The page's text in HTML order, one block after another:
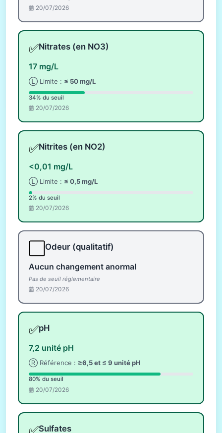
20/07/2026
✅Nitrates (en NO3)
17 mg/L
Ⓛ Limite : ≤ 50 mg/L
34% du seuil
20/07/2026
✅Nitrites (en NO2)
<0,01 mg/L
Ⓛ Limite : ≤ 0,5 mg/L
2% du seuil
20/07/2026
Odeur (qualitatif)
Aucun changement anormal
Pas de seuil réglementaire
20/07/2026
✅pH
7,2 unité pH
Ⓡ Référence : ≥6,5 et ≤ 9 unité pH
80% du seuil
20/07/2026
✅Sulfates